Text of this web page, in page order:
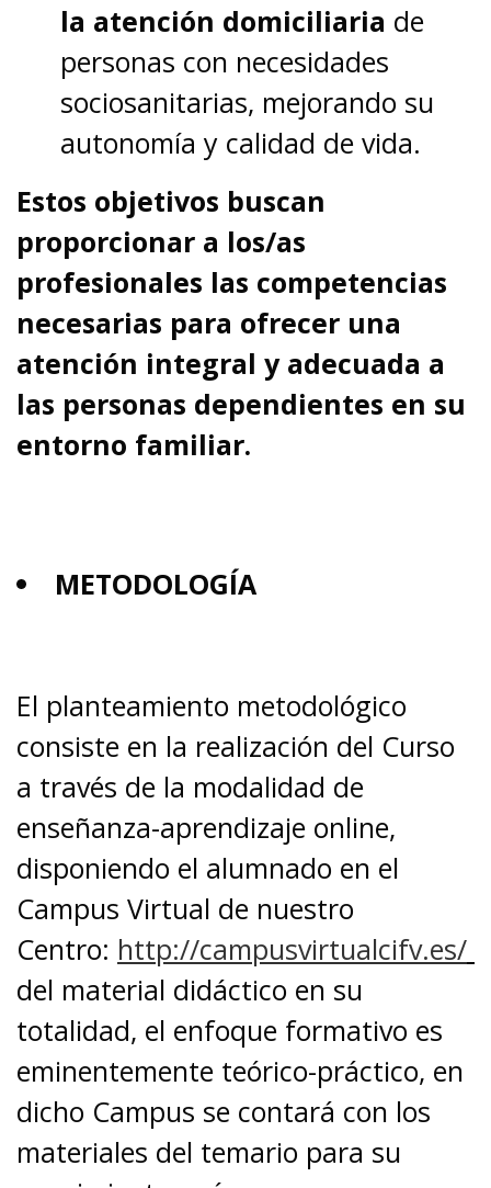
la atención domiciliaria de
personas con necesidades
sociosanitarias, mejorando su
autonomía y calidad de vida.
Estos objetivos buscan
proporcionar a los/as
profesionales las competencias
necesarias para ofrecer una
atención integral y adecuada a
las personas dependientes en su
entorno familiar.
METODOLOGÍA
El planteamiento metodológico
consiste en la realización del Curso
a través de la modalidad de
enseñanza-aprendizaje online,
disponiendo el alumnado en el
Campus Virtual de nuestro
Centro: http://campusvirtualcifv.es/
del material didáctico en su
totalidad, el enfoque formativo es
eminentemente teórico-práctico, en
dicho Campus se contará con los
materiales del temario para su